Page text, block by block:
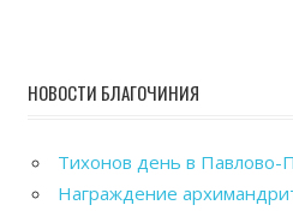
НОВОСТИ БЛАГОЧИНИЯ
Тихонов день в Павлово-
Награждение